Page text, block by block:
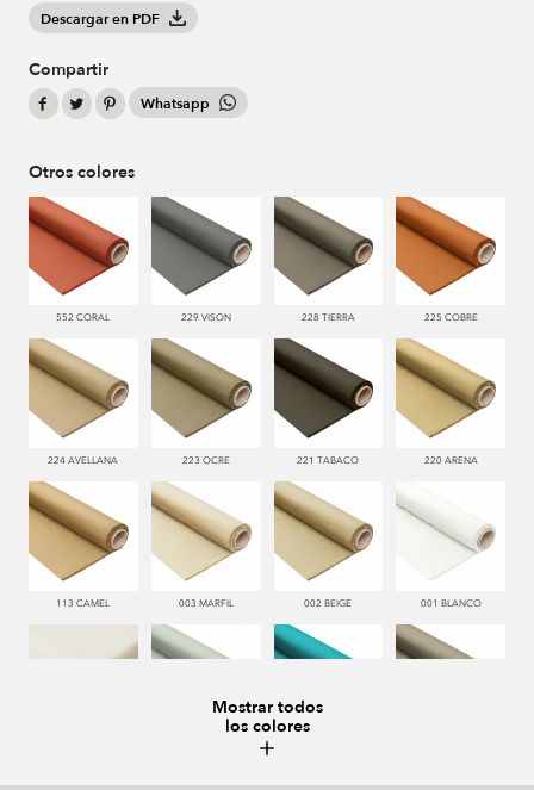
Descargar en PDF
Compartir
Whatsapp
Otros colores
552 CORAL 229 VISON 228 TIERRA 225 COBRE
224 AVELLANA 223 OCRE 221 TABACO 220 ARENA
113 CAMEL 003 MARFIL 002 BEIGE 001 BLANCO
Mostrar todos
los colores